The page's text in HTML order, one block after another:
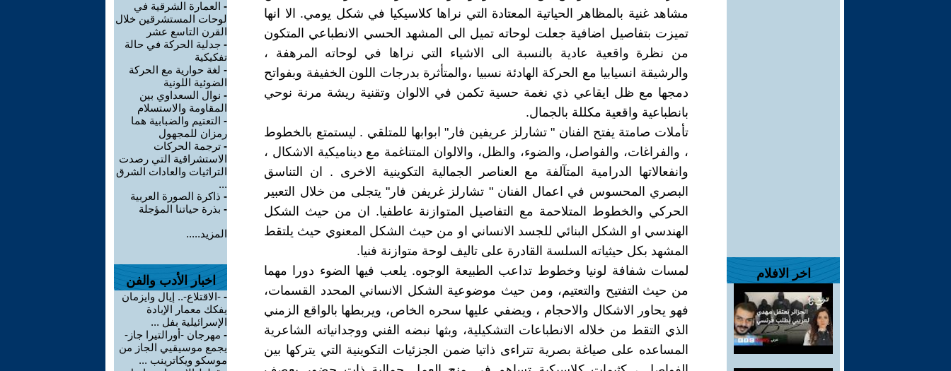
اخر الافلام
مشاهد غنية بالمظاهر الحياتية المعتادة التي نراها كلاسيكيا في شكل يومي. الا انها
تميزت بتفاصيل اضافية جعلت لوحاته تميل الى المشهد الحسي الانطباعي المتكون
من نظرة واقعية عادية بالنسبة الى الاشياء التي نراها في لوحاته المرهفة ،
والرشيقة انسيابيا مع الحركة الهادئة نسبيا ،والمتأثرة بدرجات اللون الخفيفة وبفواتح
دمجها مع ظل ايقاعي ذي نغمة حسية تكمن في الالوان وتقنية ريشة مرنة نوحي
بانطباعية واقعية مكللة بالجمال.
تأملات صامتة يفتح الفنان " تشارلز عريفين فار" ابوابها للمتلقي . ليستمتع بالخطوط
، والفراغات، والفواصل، والضوء، والظل، والالوان المتناغمة مع ديناميكية الاشكال ،
وانفعالاتها الدرامية المتآلفة مع العناصر الجمالية التكوينية الاخرى . ان التناسق
البصري المحسوس في اعمال الفنان " تشارلز غريفن فار" يتجلى من خلال التعبير
الحركي والخطوط المتلاحمة مع التفاصيل المتوازنة عاطفيا. ان من حيث الشكل
الهندسي او الشكل البنائي للجسد الانساني او من حيث الشكل المعنوي حيث يلتقط
المشهد بكل حيثياته السلسة القادرة على تاليف لوحة متوازنة فنيا.
لمسات شفافة لونيا وخطوط تداعب الطبيعة الوجوه. يلعب فيها الضوء دورا مهما
من حيث التفتيح والتعتيم، ومن حيث موضوعية الشكل الانساني المحدد القسمات،
فهو يحاور الاشكال والاحجام ، ويضفي عليها سحره الخاص، ويربطها بالواقع الزمني
الذي التقط من خلاله الانطباعات التشكيلية، وبثها نبضه الفني ووجدانياته الشاعرية
المساعده على صياغة بصرية تتراءى ذاتيا ضمن الجزئيات التكوينية التي يتركها بين
- العمارة الشرقية في
لوحات المستشرقين خلال
القرن التاسع عشر
- جدلية الحركة في حالة
تفكيكية
- لغة حوارية مع الحركة
الضوئية اللونية
- نوال السعداوي بين
المقاومة والاستسلام
- التعتيم والضبابية هما
رمزان للمجهول
- ترجمة الحركات
الاستشراقية التي رصدت
التراثيات والعادات الشرق
...
- ذاكرة الصورة العربية
- بذرة حياتنا المؤجلة
المزيد.....
اخبار الأدب والفن
- -الاقتلاع-.. إيال وايزمان
يفكك معمار الإبادة
الإسرائيلية بفل ...
- مهرجان -أورالتيرا جاز-
يجمع موسيقيي الجاز من
موسكو ويكاترينب ...